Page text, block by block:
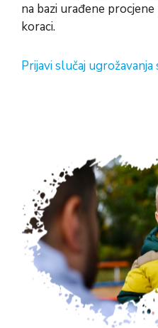
na bazi urađene
koraci.
Prijavi slučaj